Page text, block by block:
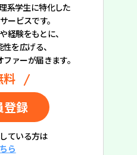
系学生に特化した
ービスです。
経験をもとに、
を広げる、
ァーが届きます。
料
登録
ている方は
ら